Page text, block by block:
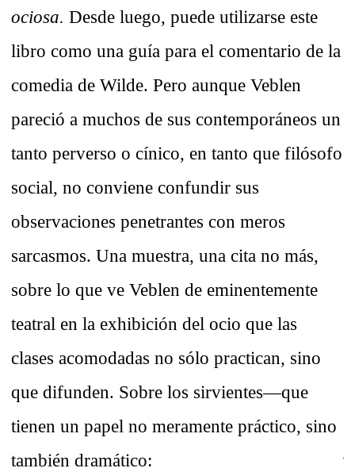
ociosa. Desde luego, puede utilizarse este
libro como una guía para el comentario de la
comedia de Wilde. Pero aunque Veblen
pareció a muchos de sus contemporáneos un
tanto perverso o cínico, en tanto que filósofo
social, no conviene confundir sus
observaciones penetrantes con meros
sarcasmos. Una muestra, una cita no más,
sobre lo que ve Veblen de eminentemente
teatral en la exhibición del ocio que las
clases acomodadas no sólo practican, sino
que difunden. Sobre los sirvientes—que
tienen un papel no meramente práctico, sino
también dramático: